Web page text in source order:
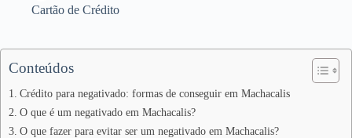
Cartão de Crédito
Conteúdos
Crédito para negativado: formas de conseguir em Machacalis
O que é um negativado em Machacalis?
O que fazer para evitar ser um negativado em Machacalis?